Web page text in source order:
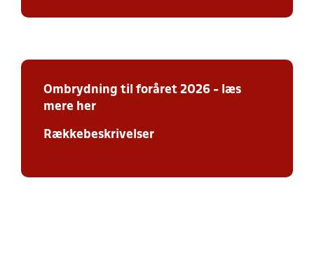
Ombrydning til foråret 2026 - læs
mere her
Rækkebeskrivelser